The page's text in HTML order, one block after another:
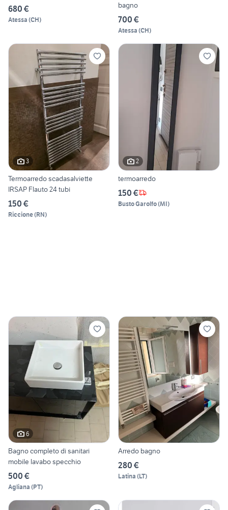
680 €
Atessa (CH)
bagno
700 €
Atessa (CH)
3
Termoarredo scadasalviette
IRSAP Flauto 24 tubi
150 €
Riccione(RN)
2
termoarredo
150 €
Busto Garolfo(MI)
6
Bagno completo di sanitari
mobile lavabo specchio
500 €
Agliana (PT)
Arredo bagno
280 €
Latina (LT)